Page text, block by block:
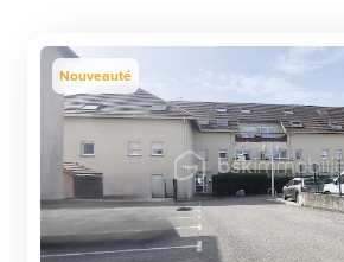
Nouveauté